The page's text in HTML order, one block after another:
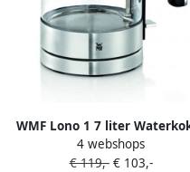
WMF Lono 1 7 liter
Transparant
4 webshops
€ 119,-€ 103,-